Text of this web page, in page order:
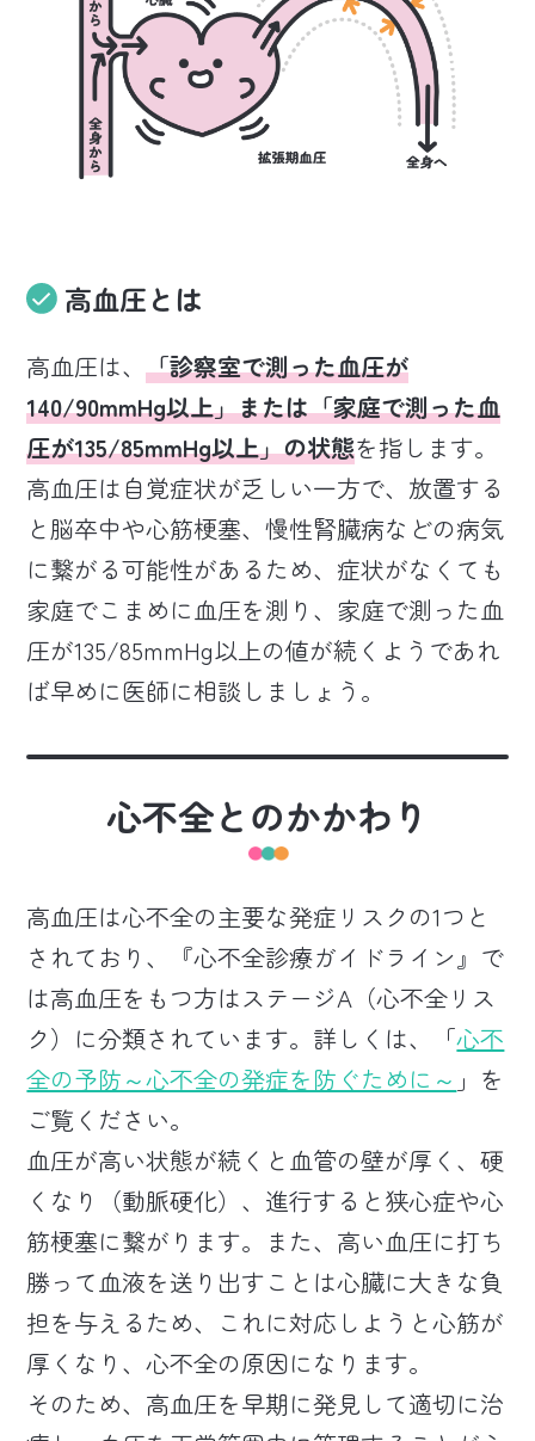
高血圧とは
高血圧は、「診察室で測った血圧が
140/90mmHg以上」または「家庭で測った血
圧が135/85mmHg以上」の状態を指します。
高血圧は自覚症状が乏しい一方で、放置する
と脳卒中や心筋梗塞、慢性腎臓病などの病気
に繋がる可能性があるため、症状がなくても
家庭でこまめに血圧を測り、家庭で測った血
圧が135/85mmHg以上の値が続くようであれ
ば早めに医師に相談しましょう。
心不全とのかかわり
高血圧は心不全の主要な発症リスクの1つと
されており、『心不全診療ガイドライン』で
は高血圧をもつ方はステージA（心不全リス
ク）に分類されています。詳しくは、「心不
全の予防～心不全の発症を防ぐために～ 」を
ご覧ください。
血圧が高い状態が続くと血管の壁が厚く、硬
くなり（動脈硬化）、進行すると狭心症や心
筋梗塞に繋がります。また、高い血圧に打ち
勝って血液を送り出すことは心臓に大きな負
担を与えるため、これに対応しようと心筋が
厚くなり、心不全の原因になります。
そのため、高血圧を早期に発見して適切に治